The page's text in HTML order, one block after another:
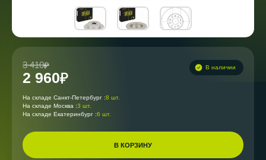
3 410
2 960
В наличии
На складе Санкт-Петербург :8 шт.
На складе Москва :3 шт.
На складе Екатеринбург :6 шт.
В КОРЗИНУ